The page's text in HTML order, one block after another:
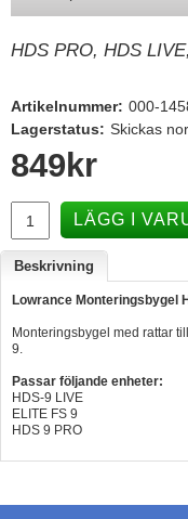
Varta - Batterier
Victron - Batteriladdare
CTEK - Batteriladdare
Webasto - Dieselvärmare
Kamasa Tools - Verktyg
Calix - Packline -
Thule - Takboxar
LAGERRENSING
Begagnade Motorer &
HDS PRO, HDS
Artikelnummer: 000-
Lagerstatus: Skickas
849 kr
LÄGG I
Beskrivning
Lowrance Monteringsbygel
Monteringsbygel med rattar
9.
Passar följande enheter:
HDS-9 LIVE
ELITE FS 9
HDS 9 PRO